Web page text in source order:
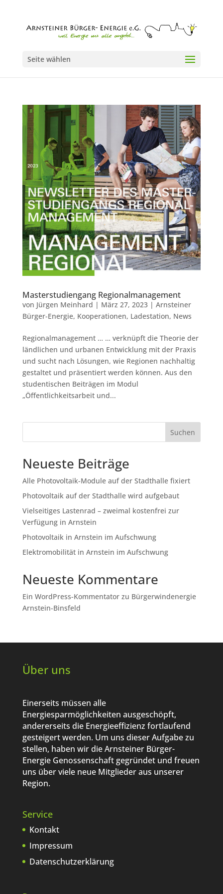
Seite wählen
Masterstudiengang Regionalmanagement
von Jürgen Meinhard | März 27, 2023| Arnsteiner
Bürger-Energie, Kooperationen, Ladestation, News
Regionalmanagement … … verknüpft die Theorie der
ländlichen und urbanen Entwicklung mit der Praxis
und sucht nach Lösungen, wie Regionen nachhaltig
gestaltet und präsentiert werden können. Aus den
studentischen Beiträgen im Modul
„Öffentlichkeitsarbeit und...
Suchen
Neueste Beiträge
Alle Photovoltaik-Module auf der Stadthalle fixiert
Photovoltaik auf der Stadthalle wird aufgebaut
Vielseitiges Lastenrad – zweimal kostenfrei zur
Verfügung in Arnstein
Photovoltaik in Arnstein im Aufschwung
Elektromobilität in Arnstein im Aufschwung
Neueste Kommentare
Ein WordPress-Kommentatorzu Bürgerwindenergie
Arnstein-Binsfeld
Über uns
Einerseits müssen alle
Energiesparmöglichkeiten ausgeschöpft,
andererseits die Energieeffizienz fortlaufend
gesteigert werden. Um uns dieser Aufgabe zu
stellen, haben wir die Arnsteiner Bürger-
Energie Genossenschaft gegründet und freuen
uns über viele neue Mitglieder aus unserer
Region.
Service
Kontakt
Impressum
Datenschutzerklärung